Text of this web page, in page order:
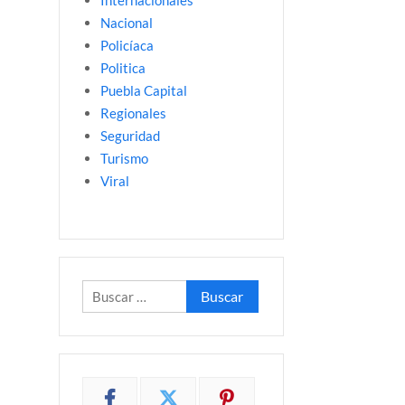
Nacional
Policíaca
Politica
Puebla Capital
Regionales
Seguridad
Turismo
Viral
Buscar: